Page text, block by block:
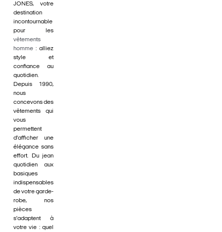
JONES, votre
destination
incontournable
pour les
vêtements
homme : alliez
style et
confiance au
quotidien.
Depuis 1990,
nous
concevons des
vêtements qui
vous
permettent
d'afficher une
élégance sans
effort. Du jean
quotidien aux
basiques
indispensables
de votre garde-
robe, nos
pièces
s'adaptent à
votre vie : quel